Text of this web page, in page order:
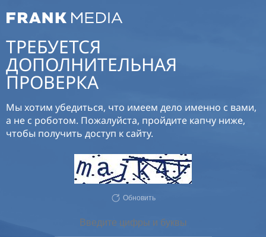
ТРЕБУЕТСЯ
ДОПОЛНИТЕЛЬНАЯ
ПРОВЕРКА
Мы хотим убедиться, что имеем дело именно с вами,
а не с роботом. Пожалуйста, пройдите капчу ниже,
чтобы получить доступ к сайту.
Обновить